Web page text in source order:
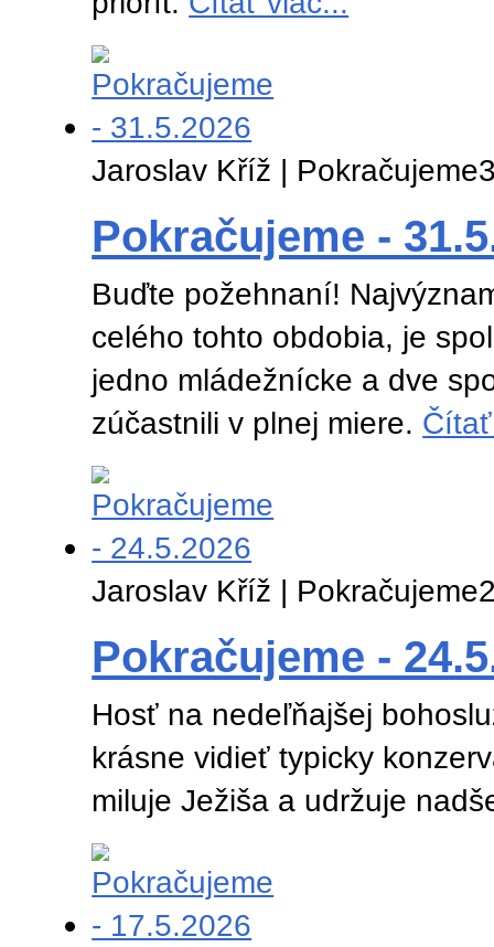
Jaroslav Kříž | Pokračujeme
Pokračujeme -
Buďte požehnaní!
celého tohto obdobia, je
jedno mládežnícke a dve
zúčastnili v plnej miere.
Jaroslav Kříž | Pokračujeme
Pokračujeme -
Hosť na nedeľňajšej
krásne vidieť typicky
miluje Ježiša a udržuje